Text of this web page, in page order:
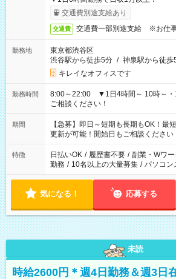
交通費別途支給あり
交通費 交通費一部別途支給 ※お仕
勤務地
東京都渋谷区
渋谷駅から徒歩5分 / 神泉駅から徒歩
キレイなオフィスです
勤務時間
8:00～22:00 ▼1日4時間～ 10時～・
ご相談ください！
期間
【急募】即日～短期も長期もOK！最
更新が可能！開始日もご相談ください
特徴 日払いOK / 履歴書不要 / 副業・Wワ
勤務 / 10名以上の大量募集 / パソコン
気になる！ 応募する
未読
時給2600円＊週4日勤務＆週3日